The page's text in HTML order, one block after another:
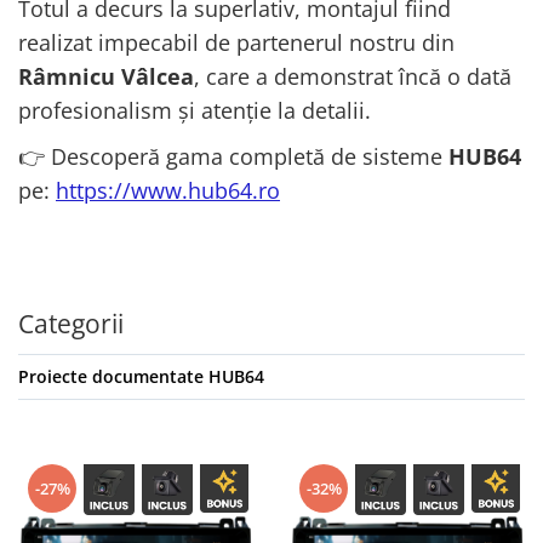
Totul a decurs la superlativ, montajul fiind
realizat impecabil de partenerul nostru din
Râmnicu Vâlcea, care a demonstrat încă o dată
profesionalism și atenție la detalii.
👉 Descoperă gama completă de sisteme HUB64
pe: https://www.hub64.ro
Categorii
Proiecte documentate HUB64
-27% -32%